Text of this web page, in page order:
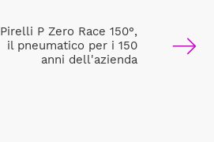
Pirelli P Zero Race 150°,
il pneumatico per i 150
anni dell'azienda